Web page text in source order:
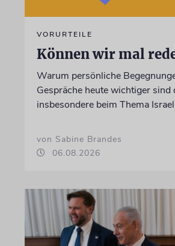
VORURTEILE
Können wir mal
Warum persönliche
Gespräche heute wichtiger sind
insbesondere beim Thema Israel
von Sabine Brandes
06.08.2026